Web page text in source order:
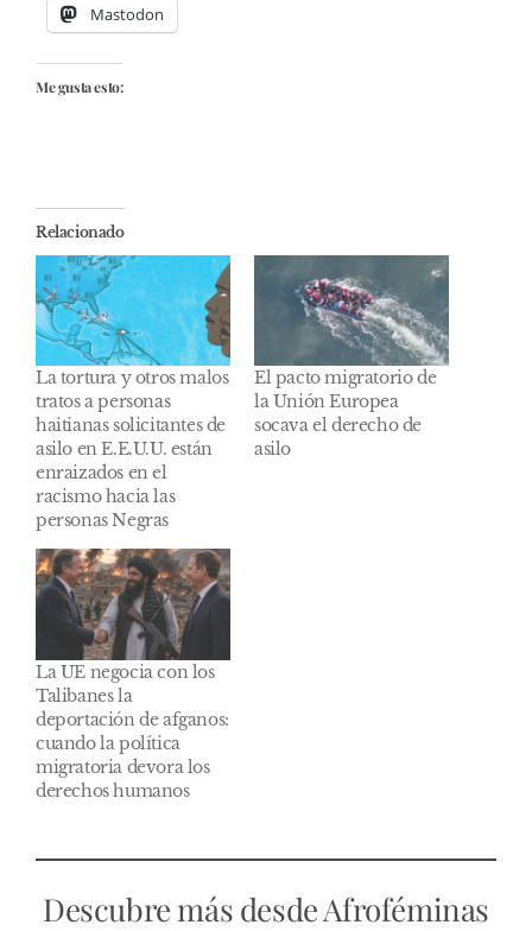
Mastodon
Me gusta esto:
Relacionado
La tortura y otros malos
tratos a personas
haitianas solicitantes de
asilo en E.E.U.U. están
enraizados en el
racismo hacia las
personas Negras
El pacto migratorio de
la Unión Europea
socava el derecho de
asilo
La UE negocia con los
Talibanes la
deportación de afganos:
cuando la política
migratoria devora los
derechos humanos
Descubre más desde Afroféminas